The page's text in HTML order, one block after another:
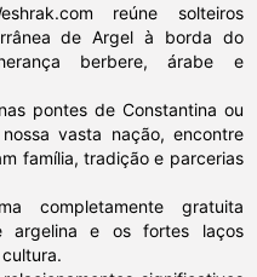
reúne solteiros
de Argel à borda do
berbere, árabe e
pontes de Constantina ou
vasta nação, encontre
família, tradição e parcerias
completamente gratuita
argelina e os fortes laços